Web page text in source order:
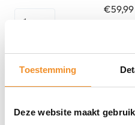
Toestemming
Deze website maakt
iPad
32GB
winkelwagen
€59,99
iPad